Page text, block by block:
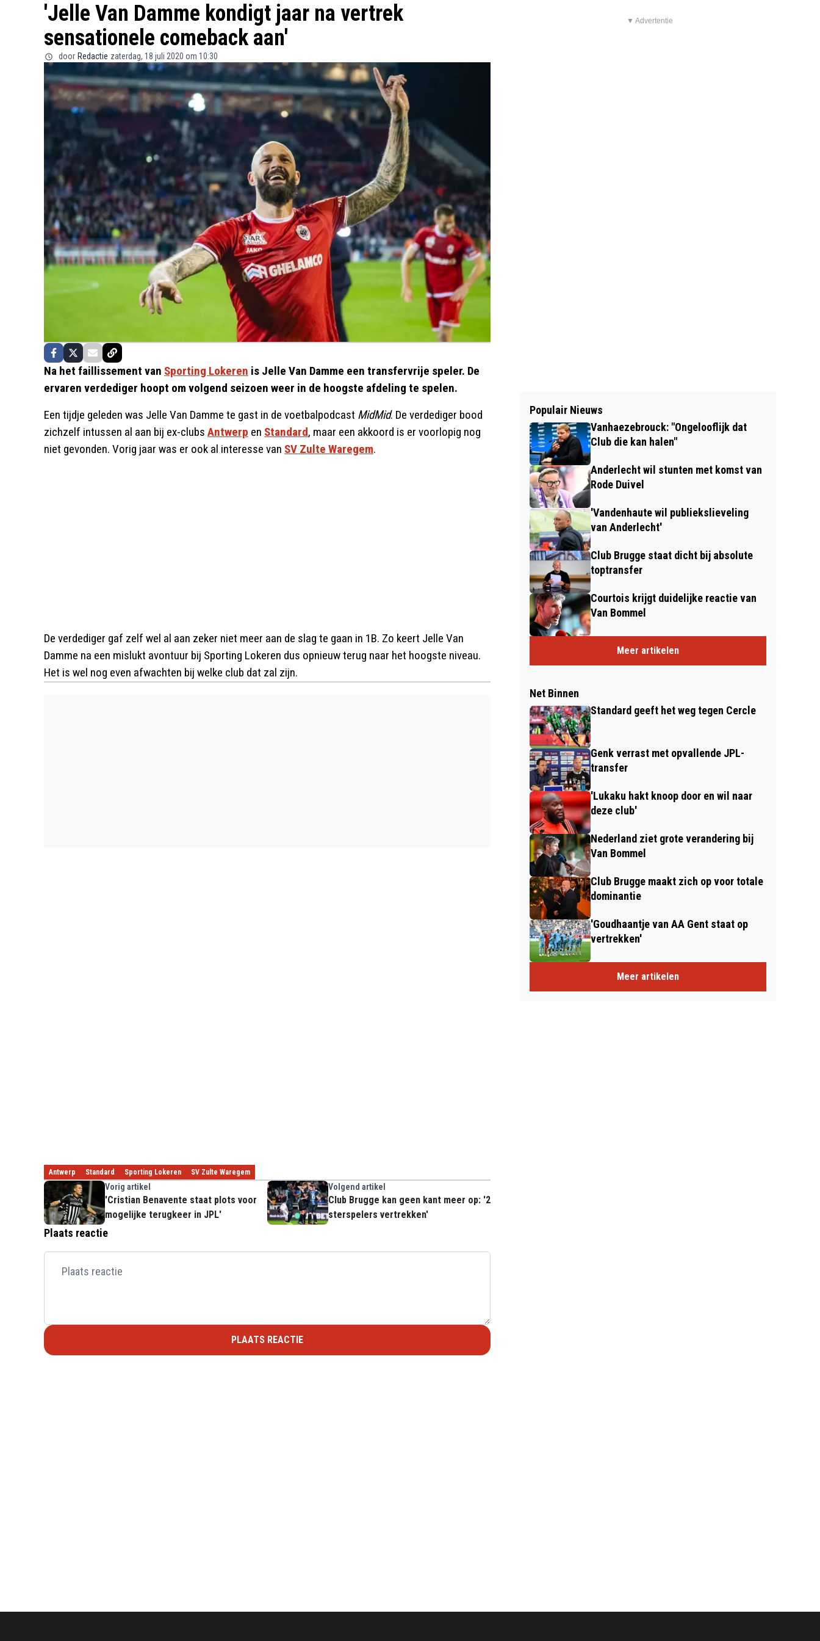
'Jelle Van Damme kondigt jaar na vertrek
sensationele comeback aan'
door Redactie zaterdag, 18 juli 2020 om 10:30
Na het faillissement van Sporting Lokeren is Jelle Van Damme een transfervrije speler. De
ervaren verdediger hoopt om volgend seizoen weer in de hoogste afdeling te spelen.
Een tijdje geleden was Jelle Van Damme te gast in de voetbalpodcast MidMid. De verdediger bood
zichzelf intussen al aan bij ex-clubs Antwerp en Standard, maar een akkoord is er voorlopig nog
niet gevonden. Vorig jaar was er ook al interesse van SV Zulte Waregem.
De verdediger gaf zelf wel al aan zeker niet meer aan de slag te gaan in 1B. Zo keert Jelle Van
Damme na een mislukt avontuur bij Sporting Lokeren dus opnieuw terug naar het hoogste niveau.
Het is wel nog even afwachten bij welke club dat zal zijn.
Antwerp Standard Sporting Lokeren SV Zulte Waregem
Vorig artikel
'Cristian Benavente staat plots voor
mogelijke terugkeer in JPL'
Volgend artikel
Club Brugge kan geen kant meer op: '2
sterspelers vertrekken'
Plaats reactie
PLAATS REACTIE
▼ Advertentie
Populair Nieuws
Vanhaezebrouck: "Ongelooflijk dat
Club die kan halen"
Anderlecht wil stunten met komst van
Rode Duivel
'Vandenhaute wil publiekslieveling
van Anderlecht'
Club Brugge staat dicht bij absolute
toptransfer
Courtois krijgt duidelijke reactie van
Van Bommel
Meer artikelen
Net Binnen
Standard geeft het weg tegen Cercle
Genk verrast met opvallende JPL-
transfer
'Lukaku hakt knoop door en wil naar
deze club'
Nederland ziet grote verandering bij
Van Bommel
Club Brugge maakt zich op voor totale
dominantie
'Goudhaantje van AA Gent staat op
vertrekken'
Meer artikelen